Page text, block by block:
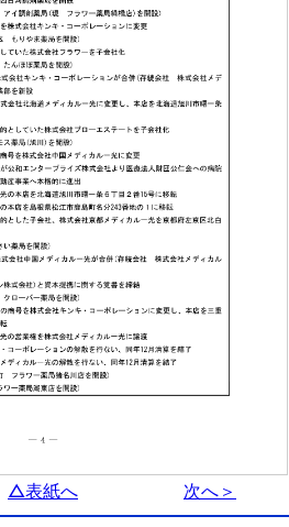
△表紙へ 次へ＞